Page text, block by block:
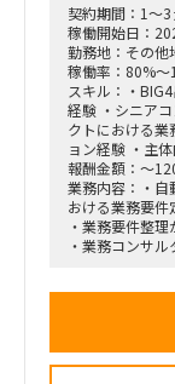
経営・役員クラ
のディスカッシ
「バディAI」「
ールの要件定義
（行動変容設
支店長やトップ
コアメンバーと
ながら実効性
契約期間：1～3
稼働開始日：
勤務地：その他
稼働率：80%～
スキル：・
経験 ・シニア
クトにおける業
ョン経験 ・主
報酬金額：～
業務内容：・自
おける業務要件
・業務要件整
・業務コンサ